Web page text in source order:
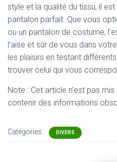
style et la qualité du tissu, il
pantalon parfait. Que vous
ou un pantalon de costume,
l’aise et sûr de vous dans
les plaisirs en testant
trouver celui qui vous
Note : Cet article n'est pas
contenir des informations
Catégories : DIVERS